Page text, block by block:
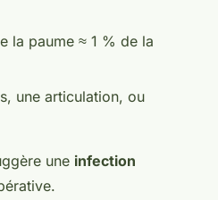
la paume ≈ 1 % de la
une articulation, ou
une infection